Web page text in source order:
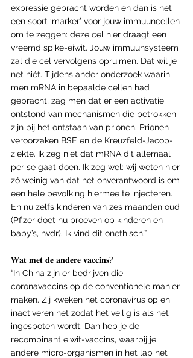
expressie gebracht worden en dan is het
een soort ‘marker’ voor jouw immuuncellen
om te zeggen: deze cel hier draagt een
vreemd spike-eiwit. Jouw immuunsysteem
zal die cel vervolgens opruimen. Dat wil je
net niét. Tijdens ander onderzoek waarin
men mRNA in bepaalde cellen had
gebracht, zag men dat er een activatie
ontstond van mechanismen die betrokken
zijn bij het ontstaan van prionen. Prionen
veroorzaken BSE en de Kreuzfeld-Jacob-
ziekte. Ik zeg niet dat mRNA dit allemaal
per se gaat doen. Ik zeg wel: wij weten hier
zó weinig van dat het onverantwoord is om
een hele bevolking hiermee te injecteren.
En nu zelfs kinderen van zes maanden oud
(Pfizer doet nu proeven op kinderen en
baby’s, nvdr). Ik vind dit onethisch.”
𝐖𝐚𝐭 𝐦𝐞𝐭 𝐝𝐞 𝐚𝐧𝐝𝐞𝐫𝐞 𝐯𝐚𝐜𝐜𝐢𝐧𝐬?
“In China zijn er bedrijven die
coronavaccins op de conventionele manier
maken. Zij kweken het coronavirus op en
inactiveren het zodat het veilig is als het
ingespoten wordt. Dan heb je de
recombinant eiwit-vaccins, waarbij je
andere micro-organismen in het lab het